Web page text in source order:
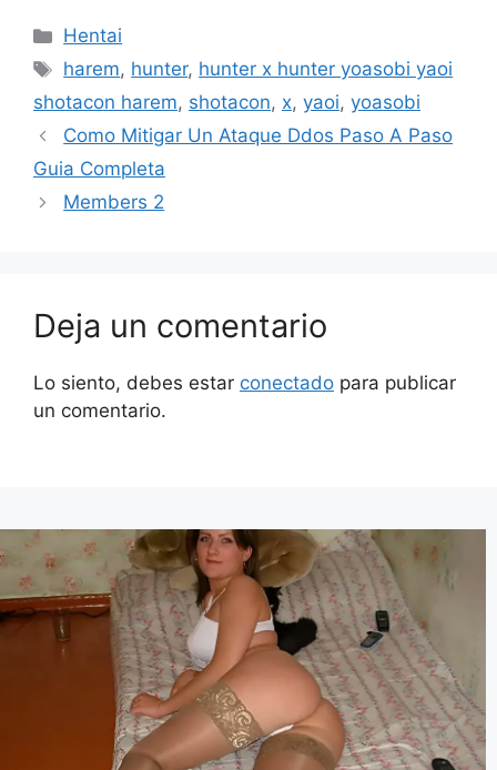
Categorías
Hentai
Etiquetas
harem, hunter, hunter x hunter yoasobi yaoi
shotacon harem, shotacon, x, yaoi, yoasobi
Como Mitigar Un Ataque Ddos Paso A Paso
Guia Completa
Members 2
Deja un comentario
Lo siento, debes estar conectado para publicar
un comentario.